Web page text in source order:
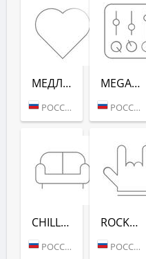
МЕДЛЯК FM (РАДИО РЕКОРД)
РОССИЯ (МОСКВА)
MEGAMIX (РАДИО РЕКОРД)
РОССИЯ (МОСКВА)
CHILL-OUT (РАДИО РЕКОРД)
РОССИЯ (МОСКВА)
ROCK (РАДИО РЕКОРД)
РОССИЯ (МОСКВА)